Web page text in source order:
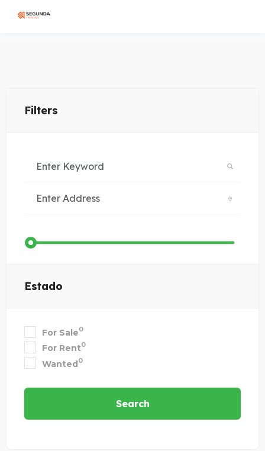
Filters
Estado
For Sale0
For Rent0
Wanted0
Search